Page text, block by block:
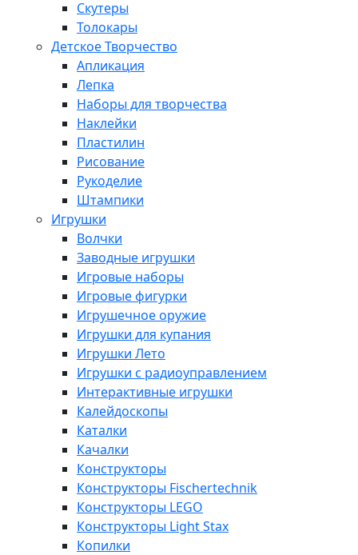
Скутеры
Толокары
Детское Творчество
Апликация
Лепка
Наборы для творчества
Наклейки
Пластилин
Рисование
Рукоделие
Штампики
Игрушки
Волчки
Заводные игрушки
Игровые наборы
Игровые фигурки
Игрушечное оружие
Игрушки для купания
Игрушки Лето
Игрушки с радиоуправлением
Интерактивные игрушки
Калейдоскопы
Каталки
Качалки
Конструкторы
Конструкторы Fisсhertechnik
Конструкторы LEGO
Конструкторы Light Stax
Копилки